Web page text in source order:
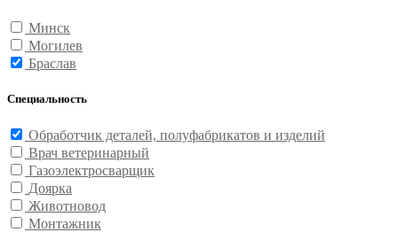
Минск
Могилев
Браслав
Специальность
Обработчик деталей, полуфабрикатов и изделий
Врач ветеринарный
Газоэлектросварщик
Доярка
Животновод
Монтажник